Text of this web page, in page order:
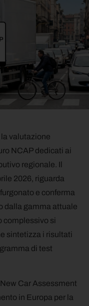
valutazione
NCAP dedicati ai
regionale. Il
2026, riguarda
e conferma
dalla gamma attuale
complessivo si
sintetizza i risultati
di test
Car Assessment
in Europa per la